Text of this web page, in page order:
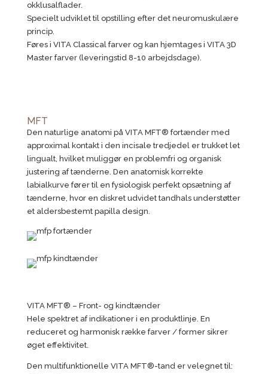
okklusalflader.
Specielt udviklet til opstilling efter det neuromuskulære
princip.
Føres i VITA Classical farver og kan hjemtages i VITA 3D
Master farver (leveringstid 8-10 arbejdsdage).
MFT
Den naturlige anatomi på VITA MFT® fortænder med
approximal kontakt i den incisale tredjedel er trukket let
lingualt, hvilket muliggør en problemfri og organisk
justering af tænderne. Den anatomisk korrekte
labialkurve fører til en fysiologisk perfekt opsætning af
tænderne, hvor en diskret udvidet tandhals understøtter
et aldersbestemt papilla design.
VITA MFT® – Front- og kindtænder
Hele spektret af indikationer i en produktlinje. En
reduceret og harmonisk række farver / former sikrer
øget effektivitet.
Den multifunktionelle VITA MFT®-tand er velegnet til: